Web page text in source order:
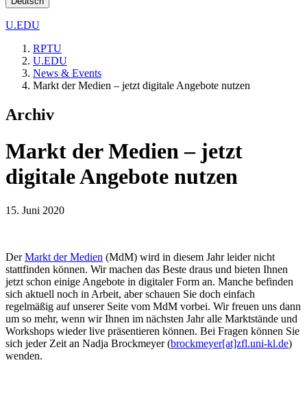
U.EDU
RPTU
U.EDU
News & Events
Markt der Medien – jetzt digitale Angebote nutzen
Archiv
Markt der Medien – jetzt
digitale Angebote nutzen
15. Juni 2020
DerMarkt der Medien (MdM) wird in diesem Jahr leider nicht
stattfinden können. Wir machen das Beste draus und bieten Ihnen
jetzt schon einige Angebote in digitaler Form an. Manche befinden
sich aktuell noch in Arbeit, aber schauen Sie doch einfach
regelmäßig auf unserer Seite vom MdM vorbei. Wir freuen uns dann
um so mehr, wenn wir Ihnen im nächsten Jahr alle Marktstände und
Workshops wieder live präsentieren können. Bei Fragen können Sie
sich jeder Zeit an Nadja Brockmeyer (brockmeyer[at]zfl.uni-kl.de)
wenden.